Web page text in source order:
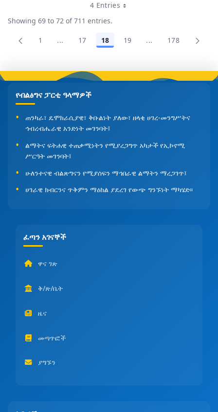
4 EntriesPer Page
Showing 69 to 72 of 711 entries.
Page
1 ...Intermediate Pages Use TAB to navigate.
Page
17 Page
18 Page
19 ...Intermediate
Page
178
የብልፅግና ፓርቲ ዓላማዎች
ጠንካራ፣ ዴሞክራሲያዊ፣ ቅቡልነት ያለው፣ ዘላቂ ሀገረ-መንግሥትና
ኅብረብሔራዊ አንድነት መገንባት፤
ልማትና ፍትሐዊ ተጠቃሚነትን የሚያረጋግጥ አካታች የኢኮኖሚ
ሥርዓት መገንባት፤
ሁለንተናዊ ብልጽግናን የሚያሰፍን ማኅበራዊ ልማትን ማረጋገጥ፤
ሀገራዊ ክብርንና ጥቅምን ማዕከል ያደረገ የውጭ ግንኙነት ማካሄድ፡፡
ፈጣን አገናኞች
ዋና ገጽ
ቅ/ጽ/ቤት
ዜና
መጣጥፎች
ያግኙን